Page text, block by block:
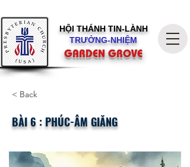
HỘI THÁNH TIN-LÀNH
TRƯỞNG-NHIỆM
GARDEN GROVE
< Back
BÀI 6 : PHÚC-ÂM GIĂNG